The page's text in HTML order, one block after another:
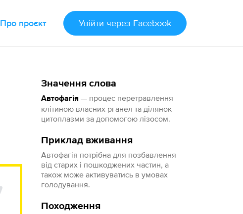
Про проєкт Увійти через Facebook
Значення слова
Автофагія — процес перетравлення
клітиною власних рганел та ділянок
цитоплазми за допомогою лізосом.
Приклад вживання
Автофагія потрібна для позбавлення
від старих і пошкоджених частин, а
також може активуватись в умовах
голодування.
Походження